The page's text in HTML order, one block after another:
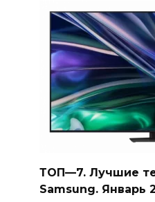
ТОП—7. Лучшие
Samsung. Январь